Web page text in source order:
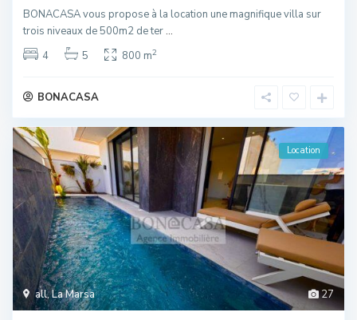
BONACASA vous propose à la location une magnifique villa sur
trois niveaux de 500m2 de ter...
4
5 800 m2
BONACASA
27
all,La Marsa
Location